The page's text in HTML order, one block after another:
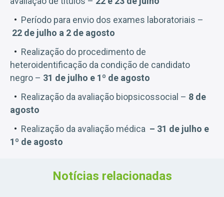
Período para envio dos exames laboratoriais –
22 de julho a 2 de agosto
Realização do procedimento de
heteroidentificação da condição de candidato
negro – 31 de julho e 1º de agosto
Realização da avaliação biopsicossocial – 8 de
agosto
Realização da avaliação médica – 31 de julho e
1º de agosto
Notícias relacionadas